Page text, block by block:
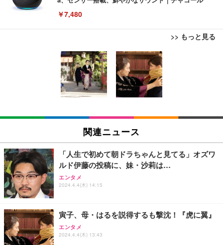
￥7,480
>> もっと見る
[EdoErgo] オフィスチェア 椅子 テレワーク 疲れな
い 跳ね上げ式アームレスト コンパクト 約105度ロッ
キング pc 事務椅子 360度回転 座面昇降 強化ナイロ
ン樹脂ベース 通気性メッシュ 在宅ワーク H-WY01
(黒網+黒枠+黒足)
￥5,699
SIHOO B100 オフィスチェア／デスクチェア メッシ
ュチェア 人間工学 疲れない ブラック
￥27,999
Sezlife オフィスチェア デスクチェア 疲れない テレ
ワーク チェア 強化バックレスト 30度ロッキング機
能 人間工学 椅子 腰サポート 90度跳ね上げ式アーム
務用 おしゃれ パソコンチェア (ブラック)
Sezlife オフィスチェア デスクチェア 疲れない テレ
ワーク チェア 強化バックレスト 30度ロッキング機
EIZO ビジネス向けプレミアムモニター | FlexScan
EV3240X-WT | 31.5型4K UHD・USB Type-C・ホワ
イト
￥105,595
EIZO ビジネス向けプレミアムモニター | FlexScan
￥109,572
【純正品】27"ゲーミングモニター DualSense 充電
フック付き（CFI-ZDM1J）
【整備済み品】Dell E2724HS 27インチ 液晶モニタ
ー フルHD（1920×1080）VA 非光沢 HDMI/DisplayP
Amazonベーシック ペットシーツ 薄型 レギュラー 1
回使い捨て 無香料 ホワイト 300枚
￥3,373
Amazonベーシック ペットシーツ 厚型 ワイド 42枚
x2袋(84枚) ホワイト(吸収面:ライトブルー)
￥3,234
ネオ・ルーライフ ネオ・オムツ L 中型犬用 26枚入
り 単品
Smart Basic(スマートベーシック) 【Amazon.co.jp
限定】 Smart Basic アイリスオーヤマ ペットシーツ
関連ニュース
「人生で初めて朝ドラちゃんと見てる」オズワ
ルド伊藤の投稿に、妹・沙莉は…
エンタメ
2024.4.4(木) 14:15
寅子、母・はるを説得するも撃沈！『虎に翼』
エンタメ
2024.4.4(木) 13:43